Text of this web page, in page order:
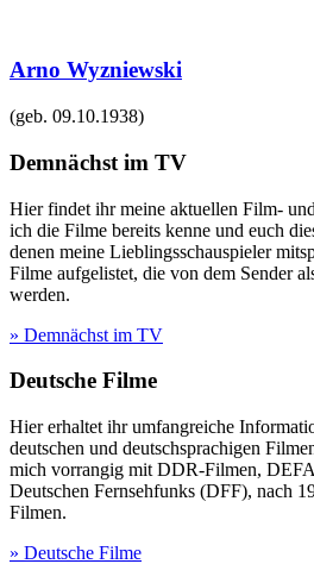
Arno Wyzniewski
(geb. 09.10.1938)
Demnächst im TV
Hier findet ihr meine aktuellen Film-
ich die Filme bereits kenne und euch
denen meine Lieblingsschauspieler
Filme aufgelistet, die von dem Sender
werden.
» Demnächst im TV
Deutsche Filme
Hier erhaltet ihr umfangreiche
deutschen und deutschsprachigen
mich vorrangig mit DDR-Filmen,
Deutschen Fernsehfunks (DFF), nach
Filmen.
» Deutsche Filme